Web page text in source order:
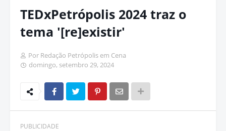
TEDxPetrópolis 2024 traz o
tema '[re]existir'
Por Redação Petrópolis em Cena
domingo, setembro 29, 2024
PUBLICIDADE